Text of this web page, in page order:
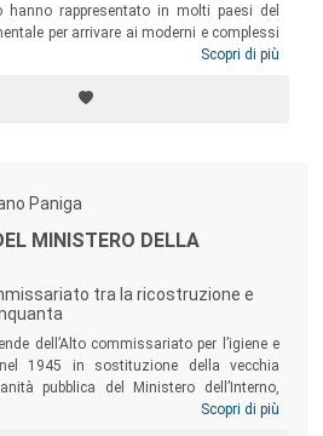
rappresentato in molti paesi del
per arrivare ai moderni e complessi
soccorso è ancora vivo e vegeto, anzi è
integrativa e, più di recente, nel
I saggi contenuti in questo libro
Scopri di più
Paniga
MINISTERO DELLA
tra la ricostruzione e
dell’Alto commissariato per l’igiene e
1945 in sostituzione della vecchia
pubblica del Ministero dell’Interno,
quando venne creato il Ministero della
Scopri di più